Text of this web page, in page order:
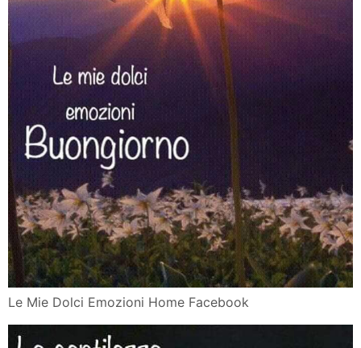
Le Mie Dolci Emozioni Home Facebook